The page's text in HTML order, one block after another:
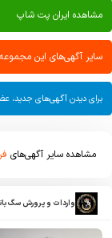
مشاهده ایران پت شاپ
سایر آگهی‌های این مجموعه
برای دیدن آگهی‌های جدید،
مشاهده سایر آگهی‌های
واردات و پرورش سگ